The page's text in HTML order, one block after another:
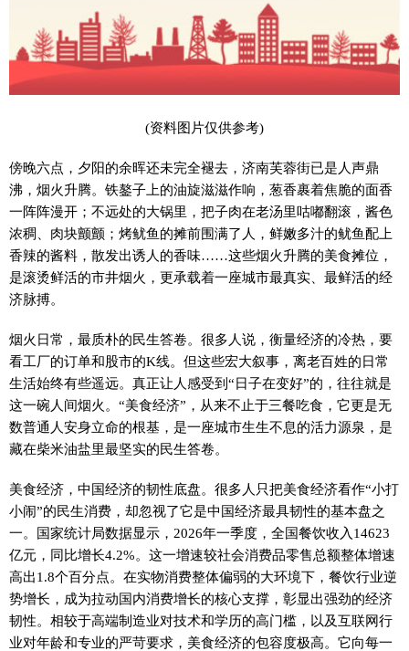
(资料图片仅供参考)
傍晚六点，夕阳的余晖还未完全褪去，济南芙蓉街已是人声鼎
沸，烟火升腾。铁鏊子上的油旋滋滋作响，葱香裹着焦脆的面香
一阵阵漫开；不远处的大锅里，把子肉在老汤里咕嘟翻滚，酱色
浓稠、肉块颤颤；烤鱿鱼的摊前围满了人，鲜嫩多汁的鱿鱼配上
香辣的酱料，散发出诱人的香味……这些烟火升腾的美食摊位，
是滚烫鲜活的市井烟火，更承载着一座城市最真实、最鲜活的经
济脉搏。
烟火日常，最质朴的民生答卷。很多人说，衡量经济的冷热，要
看工厂的订单和股市的K线。但这些宏大叙事，离老百姓的日常
生活始终有些遥远。真正让人感受到“日子在变好”的，往往就是
这一碗人间烟火。“美食经济”，从来不止于三餐吃食，它更是无
数普通人安身立命的根基，是一座城市生生不息的活力源泉，是
藏在柴米油盐里最坚实的民生答卷。
美食经济，中国经济的韧性底盘。很多人只把美食经济看作“小打
小闹”的民生消费，却忽视了它是中国经济最具韧性的基本盘之
一。国家统计局数据显示，2026年一季度，全国餐饮收入14623
亿元，同比增长4.2%。这一增速较社会消费品零售总额整体增速
高出1.8个百分点。在实物消费整体偏弱的大环境下，餐饮行业逆
势增长，成为拉动国内消费增长的核心支撑，彰显出强劲的经济
韧性。相较于高端制造业对技术和学历的高门槛，以及互联网行
业对年龄和专业的严苛要求，美食经济的包容度极高。它向每一